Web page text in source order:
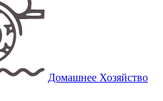
Домашнее Хозяйство